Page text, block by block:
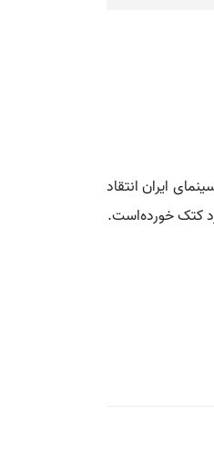
ایران انتقاد
کتک خورده‌است.